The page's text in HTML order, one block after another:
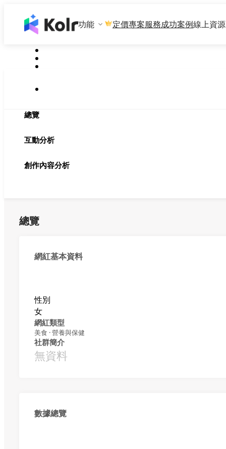
功能 定價專案服務成功案例線上資源
總覽
互動分析
創作內容分析
總覽
網紅基本資料
性別
女
網紅類型
美食 · 營養與保健
社群簡介
無資料
數據總覽